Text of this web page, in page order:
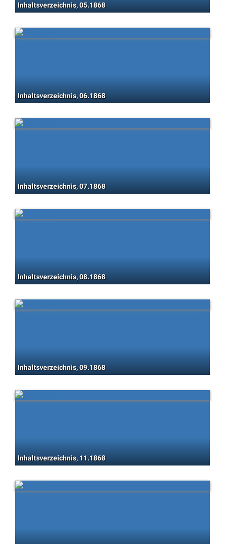
Inhaltsverzeichnis, 05.1868
Inhaltsverzeichnis, 06.1868
Inhaltsverzeichnis, 07.1868
Inhaltsverzeichnis, 08.1868
Inhaltsverzeichnis, 09.1868
Inhaltsverzeichnis, 11.1868